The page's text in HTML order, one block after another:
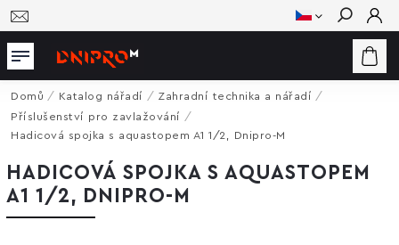
Hledat
Domů / Katalog nářadí / Zahradní technika a nářadí /
Příslušenství pro zavlažování /
Hadicová spojka s aquastopem A1 1/2, Dnipro-M
HADICOVÁ SPOJKA S AQUASTOPEM
A1 1/2, DNIPRO-M